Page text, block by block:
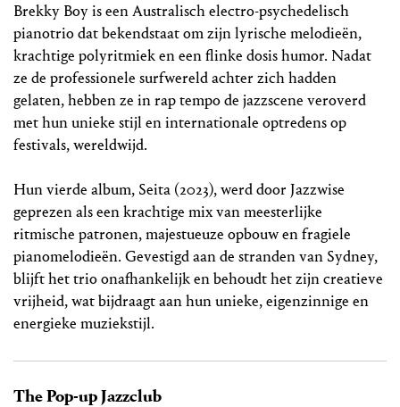
Brekky Boy is een Australisch electro-psychedelisch
pianotrio dat bekendstaat om zijn lyrische melodieën,
krachtige polyritmiek en een flinke dosis humor. Nadat
ze de professionele surfwereld achter zich hadden
gelaten, hebben ze in rap tempo de jazzscene veroverd
met hun unieke stijl en internationale optredens op
festivals, wereldwijd.
Hun vierde album, Seita (2023), werd door Jazzwise
geprezen als een krachtige mix van meesterlijke
ritmische patronen, majestueuze opbouw en fragiele
pianomelodieën. Gevestigd aan de stranden van Sydney,
blijft het trio onafhankelijk en behoudt het zijn creatieve
vrijheid, wat bijdraagt aan hun unieke, eigenzinnige en
energieke muziekstijl.
The Pop-up Jazzclub